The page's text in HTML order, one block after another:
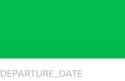
DEPARTURE_DATE